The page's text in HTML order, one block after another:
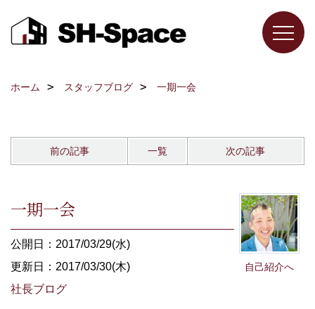
ホーム スタッフブログ 一期一会
前の記事 一覧 次の記事
自己紹介へ
一期一会
公開日：2017/03/29(水)
更新日：2017/03/30(木)
社長ブログ